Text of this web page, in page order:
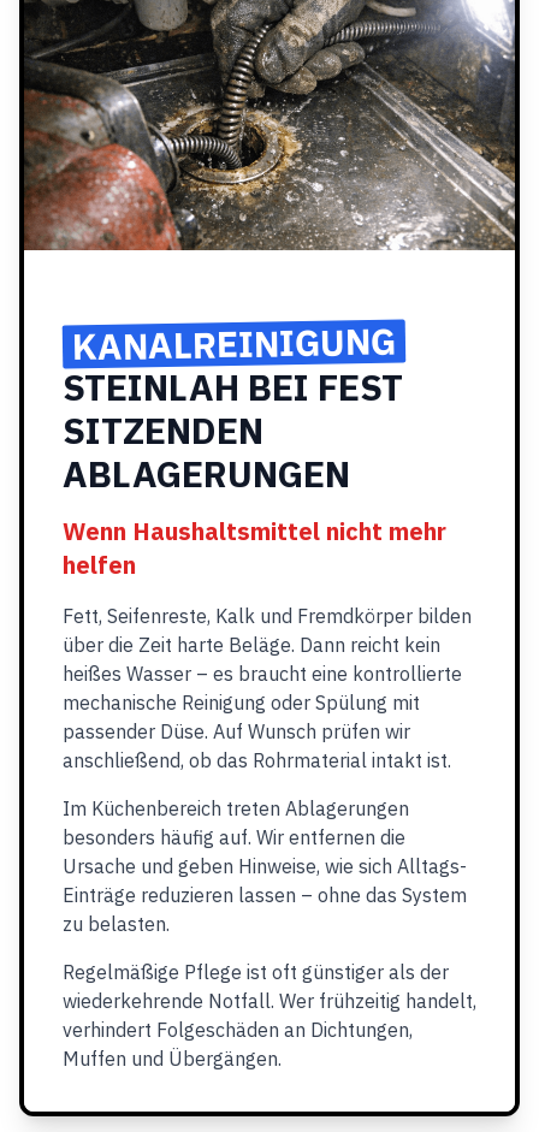
KANALREINIGUNG
STEINLAH BEI FEST
SITZENDEN
ABLAGERUNGEN
Wenn Haushaltsmittel nicht mehr
helfen
Fett, Seifenreste, Kalk und Fremdkörper bilden
über die Zeit harte Beläge. Dann reicht kein
heißes Wasser – es braucht eine kontrollierte
mechanische Reinigung oder Spülung mit
passender Düse. Auf Wunsch prüfen wir
anschließend, ob das Rohrmaterial intakt ist.
Im Küchenbereich treten Ablagerungen
besonders häufig auf. Wir entfernen die
Ursache und geben Hinweise, wie sich Alltags-
Einträge reduzieren lassen – ohne das System
zu belasten.
Regelmäßige Pflege ist oft günstiger als der
wiederkehrende Notfall. Wer frühzeitig handelt,
verhindert Folgeschäden an Dichtungen,
Muffen und Übergängen.